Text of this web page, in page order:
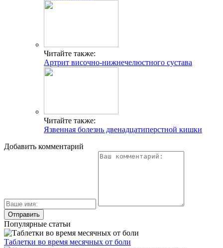
Читайте также:
Артрит височно-нижнечелюстного сустава
Читайте также:
Язвенная болезнь двенадцатиперстной кишки
Добавить комментарий
Популярные статьи
Таблетки во время месячных от боли